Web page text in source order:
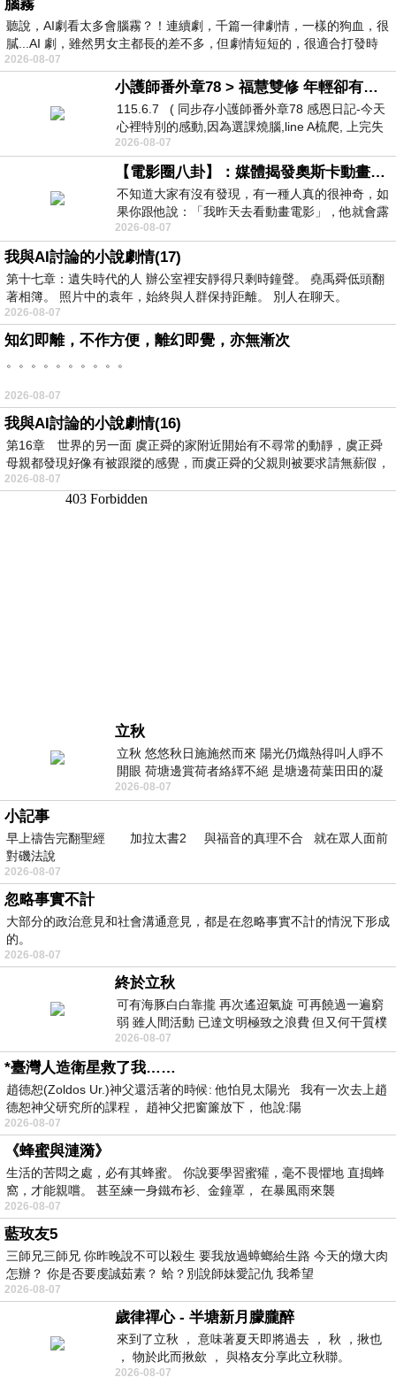
腦霧
聽說，AI劇看太多會腦霧？！連續劇，千篇一律劇情，一樣的狗血，很
膩...AI 劇，雖然男女主都長的差不多，但劇情短短的，很適合打發時
2026-08-07
小護師番外章78 > 福慧雙修 年輕卻有個老靈魂 ㄑ金剛經〉podcast
115.6.7 ( 同步存小護師番外章78 感恩日記-今天
心裡特別的感動,因為選課燒腦,line A梳爬, 上完失
智課的她,特來傾
2026-08-07
【電影圈八卦】：媒體揭發奧斯卡動畫項目投票醜聞！好萊塢為什麼看不起動畫電影？
不知道大家有沒有發現，有一種人真的很神奇，如
果你跟他說：「我昨天去看動畫電影」，他就會露
出一種慈祥的微笑，然後問你是不是陪小
2026-08-07
我與AI討論的小說劇情(17)
第十七章：遺失時代的人 辦公室裡安靜得只剩時鐘聲。 堯禹舜低頭翻
著相簿。 照片中的袁年，始終與人群保持距離。 別人在聊天。
2026-08-07
知幻即離，不作方便，離幻即覺，亦無漸次
。。。。。。。。。。
2026-08-07
我與AI討論的小說劇情(16)
第16章 世界的另一面 虞正舜的家附近開始有不尋常的動靜，虞正舜
母親都發現好像有被跟蹤的感覺，而虞正舜的父親則被要求請無薪假，
2026-08-07
立秋
立秋 悠悠秋日施施然而來 陽光仍熾熱得叫人睜不
開眼 荷塘邊賞荷者絡繹不絕 是塘邊荷葉田田的凝
望 風中飄逸的是映日荷花別樣紅
2026-08-07
小記事
早上禱告完翻聖經 加拉太書2 與福音的真理不合 就在眾人面前
對磯法說
2026-08-07
忽略事實不計
大部分的政治意見和社會溝通意見，都是在忽略事實不計的情況下形成
的。
2026-08-07
終於立秋
可有海豚白白靠攏 再次遙迢氣旋 可再饒過一遍窮
弱 雖人間活動 已達文明極致之浪費 但又何干質樸
者 只能白白陪葬
2026-08-07
*臺灣人造衛星救了我……
趙德恕(Zoldos Ur.)神父還活著的時候: 他怕見太陽光 我有一次去上趙
德恕神父研究所的課程， 趙神父把窗簾放下， 他說:陽
2026-08-07
《蜂蜜與漣漪》
生活的苦悶之處，必有其蜂蜜。 你說要學習蜜獾，毫不畏懼地 直搗蜂
窩，才能親嚐。 甚至練一身鐵布衫、金鐘罩， 在暴風雨來襲
2026-08-07
藍玫友5
三師兄三師兄 你昨晚說不可以殺生 要我放過蟑螂給生路 今天的燉大肉
怎辦？ 你是否要虔誠茹素？ 蛤？別說師妹愛記仇 我希望
2026-08-07
歲律禪心 - 半塘新月朦朧醉
來到了立秋 ， 意味著夏天即將過去 ， 秋 ，揪也
， 物於此而揪歛 ， 與格友分享此立秋聯。
2026-08-07